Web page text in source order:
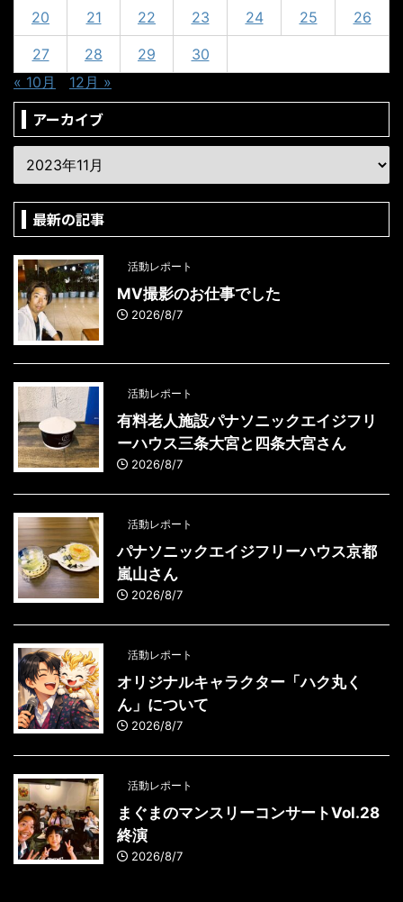
20 21 22 23 24 25 26
27 28 29
30
« 10月
12月 »
アーカイブ
最新の記事
活動レポート
MV撮影のお仕事でした
2026/8/7
活動レポート
有料老人施設パナソニックエイジフリ
ーハウス三条大宮と四条大宮さん
2026/8/7
活動レポート
パナソニックエイジフリーハウス京都
嵐山さん
2026/8/7
活動レポート
オリジナルキャラクター「ハク丸く
ん」について
2026/8/7
活動レポート
まぐまのマンスリーコンサートVol.28
終演
2026/8/7